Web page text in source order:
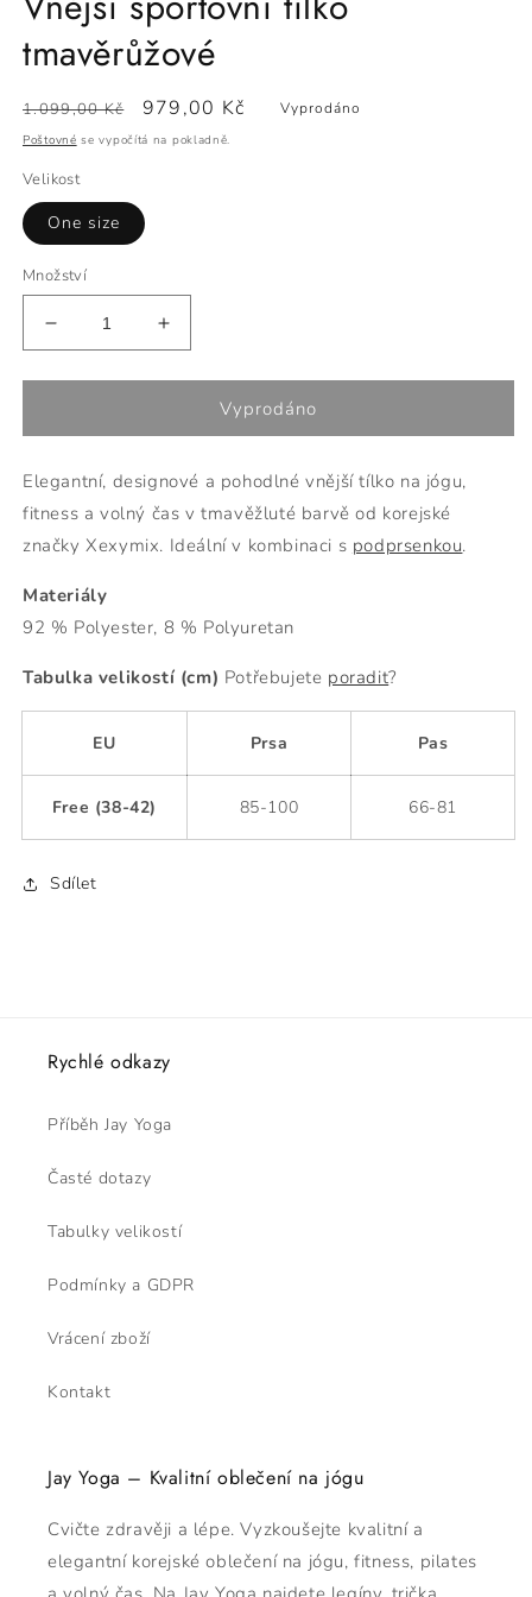
tmavěrůžové
Běžná
cena
1.099,00 Kč
Výprodejová
cena
979,00 Kč Vyprodáno
Poštovné se vypočítá na pokladně.
Velikost
One size
Množství
množství
produktu
sportovní
tmavěrůžové
Zvýšit
množství
produktu
Vnější
sportovní
tmavěrůžové
Vyprodáno
Elegantní, designové a pohodlné vnější tílko na jógu,
fitness a volný čas v tmavěžluté barvě od korejské
značky Xexymix. Ideální v kombinaci s podprsenkou.
Materiály
92 % Polyester, 8 % Polyuretan
Tabulka velikostí (cm) Potřebujete poradit?
EU Prsa Pas
Free (38-42) 85-100 66-81
Sdílet
Rychlé odkazy
Příběh Jay Yoga
Časté dotazy
Tabulky velikostí
Podmínky a GDPR
Vrácení zboží
Kontakt
Jay Yoga – Kvalitní oblečení na jógu
Cvičte zdravěji a lépe. Vyzkoušejte kvalitní a
elegantní korejské oblečení na jógu, fitness, pilates